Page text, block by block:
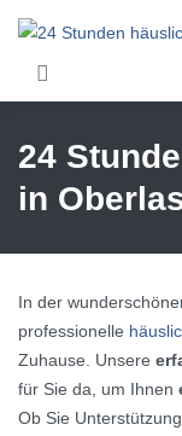
24
in
In der
professionelle
Zuhause. Unsere
für Sie da, um Ihnen
Ob Sie